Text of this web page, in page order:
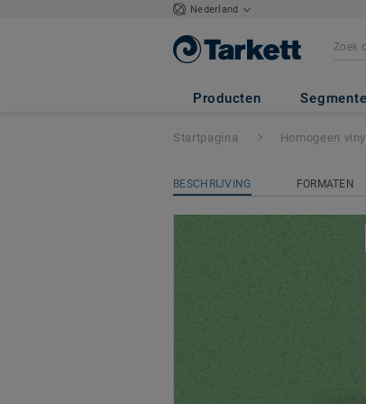
Nederland
Producten
Primo Safe.T -
Startpagina Homogeen vinyl
BESCHRIJVING FORMATEN